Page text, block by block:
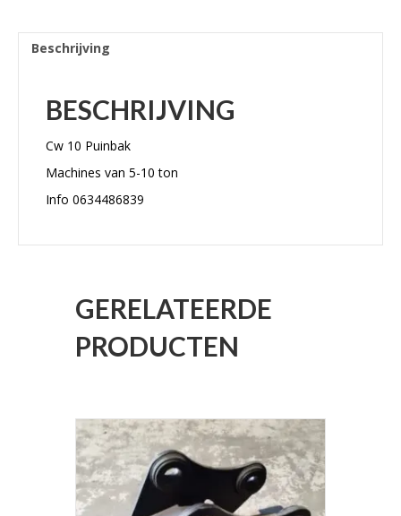
Beschrijving
BESCHRIJVING
Cw 10 Puinbak
Machines van 5-10 ton
Info 0634486839
GERELATEERDE
PRODUCTEN